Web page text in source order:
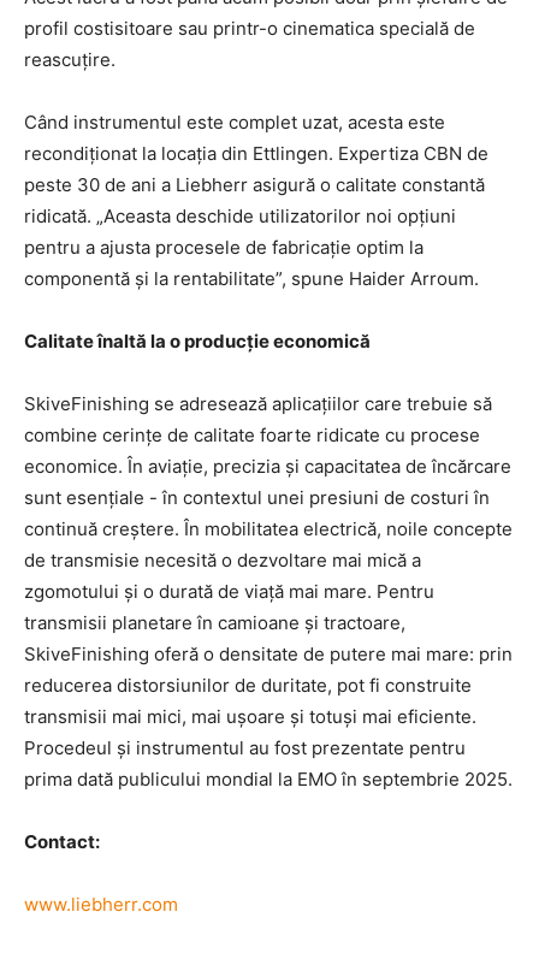
profil costisitoare sau printr-o cinematica specială de
reascuțire.
Când instrumentul este complet uzat, acesta este
recondiționat la locația din Ettlingen. Expertiza CBN de
peste 30 de ani a Liebherr asigură o calitate constantă
ridicată. „Aceasta deschide utilizatorilor noi opțiuni
pentru a ajusta procesele de fabricație optim la
componentă și la rentabilitate”, spune Haider Arroum.
Calitate înaltă la o producție economică
SkiveFinishing se adresează aplicațiilor care trebuie să
combine cerințe de calitate foarte ridicate cu procese
economice. În aviație, precizia și capacitatea de încărcare
sunt esențiale - în contextul unei presiuni de costuri în
continuă creștere. În mobilitatea electrică, noile concepte
de transmisie necesită o dezvoltare mai mică a
zgomotului și o durată de viață mai mare. Pentru
transmisii planetare în camioane și tractoare,
SkiveFinishing oferă o densitate de putere mai mare: prin
reducerea distorsiunilor de duritate, pot fi construite
transmisii mai mici, mai ușoare și totuși mai eficiente.
Procedeul și instrumentul au fost prezentate pentru
prima dată publicului mondial la EMO în septembrie 2025.
Contact:
www.liebherr.com